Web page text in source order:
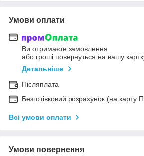
Умови оплати
Ви отримаєте замовлення
або гроші повернуться на вашу
Детальніше
Післяплата
Безготівковий розрахунок (на карту
Всі умови оплати
Умови повернення